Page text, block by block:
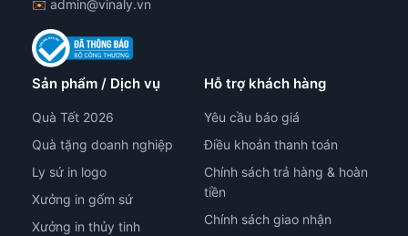
✉️ admin@vinaly.vn
Sản phẩm / Dịch vụ
Quà Tết 2026
Quà tặng doanh nghiệp
Ly sứ in logo
Xưởng in gốm sứ
Xưởng in thủy tinh
Hỗ trợ khách hàng
Yêu cầu báo giá
Điều khoản thanh toán
Chính sách trả hàng & hoàn
tiền
Chính sách giao nhận